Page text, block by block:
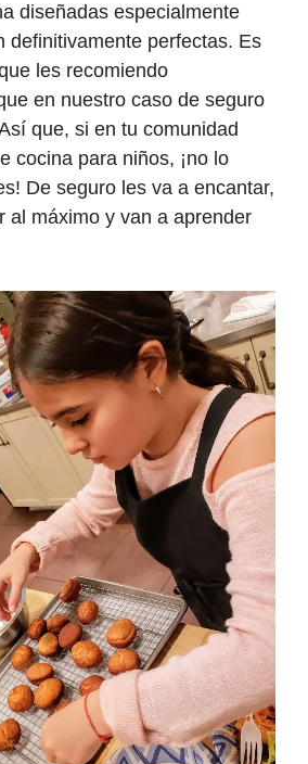
diseñadas especialmente
definitivamente perfectas. Es
les recomiendo
en nuestro caso de seguro
que, si en tu comunidad
cocina para niños, ¡no lo
De seguro les va a encantar,
al máximo y van a aprender